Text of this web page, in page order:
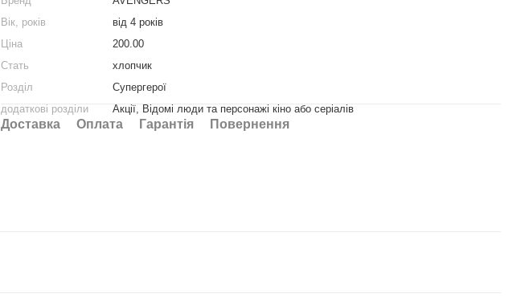
Вік, років
від 4 років
Ціна
200.00
Стать
хлопчик
Розділ
Супергерої
додаткові розділи
Акції, Відомі люди та персонажі кіно або серіалів
Доставка Оплата Гарантія Повернення